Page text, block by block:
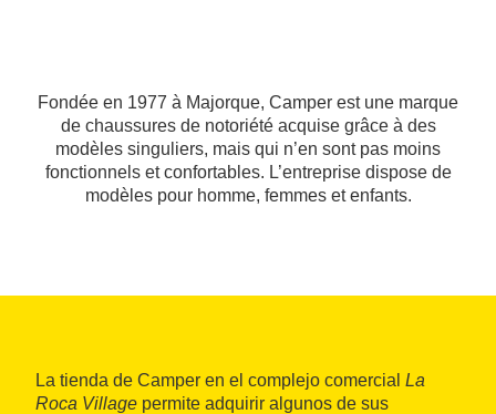
Fondée en 1977 à Majorque, Camper est une marque
de chaussures de notoriété acquise grâce à des
modèles singuliers, mais qui n’en sont pas moins
fonctionnels et confortables. L’entreprise dispose de
modèles pour homme, femmes et enfants.
La tienda de Camper en el complejo comercial La
Roca Village permite adquirir algunos de sus